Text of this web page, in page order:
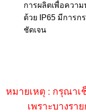
การผลิตเพื่อควา
ด้วย
IP65 มีการก
ชัดเจน
หมายเหตุ : กรุณา
เพราะบางรา